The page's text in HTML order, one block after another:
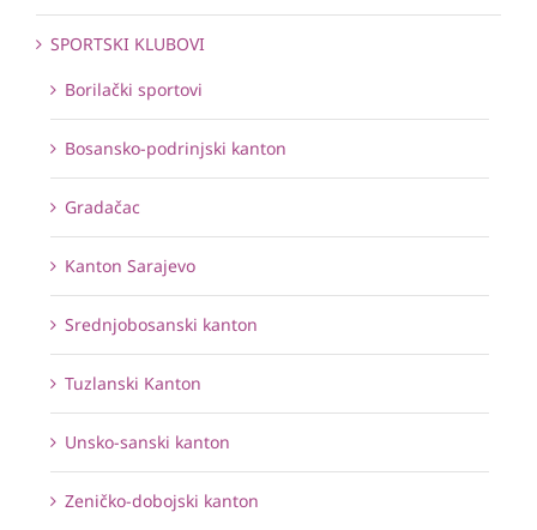
SPORTSKI KLUBOVI
Borilački sportovi
Bosansko-podrinjski kanton
Gradačac
Kanton Sarajevo
Srednjobosanski kanton
Tuzlanski Kanton
Unsko-sanski kanton
Zeničko-dobojski kanton